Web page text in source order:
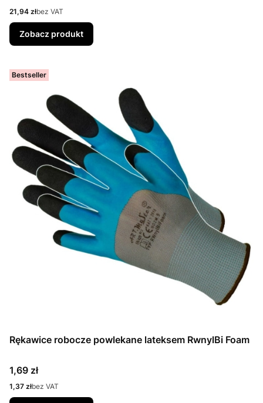
Cena
21,94 złbez VAT
Zobacz produkt
Bestseller
Rękawice robocze powlekane lateksem RwnylBi Foam
Cena
1,69 zł
Cena
1,37 złbez VAT